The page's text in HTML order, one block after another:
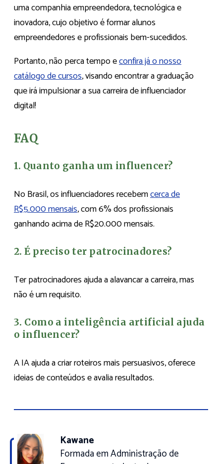
uma companhia empreendedora, tecnológica e
inovadora, cujo objetivo é formar alunos
empreendedores e profissionais bem-sucedidos.
Portanto, não perca tempo econfira já o nosso
catálogo de cursos, visando encontrar a graduação
que irá impulsionar a sua carreira de influenciador
digital!
FAQ
1. Quanto ganha um influencer?
No Brasil, os influenciadores recebemcerca de
R$5.000 mensais, com 6% dos profissionais
ganhando acima de R$20.000 mensais.
2. É preciso ter patrocinadores?
Ter patrocinadores ajuda a alavancar a carreira, mas
não é um requisito.
3. Como a inteligência artificial ajuda
o influencer?
A IA ajuda a criar roteiros mais persuasivos, oferece
ideias de conteúdos e avalia resultados.
Kawane
Formada em Administração de